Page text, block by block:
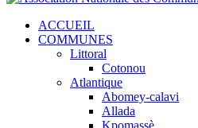
ACCUEIL
COMMUNES
Littoral
Cotonou
Atlantique
Abomey-calavi
Allada
Kpomassè